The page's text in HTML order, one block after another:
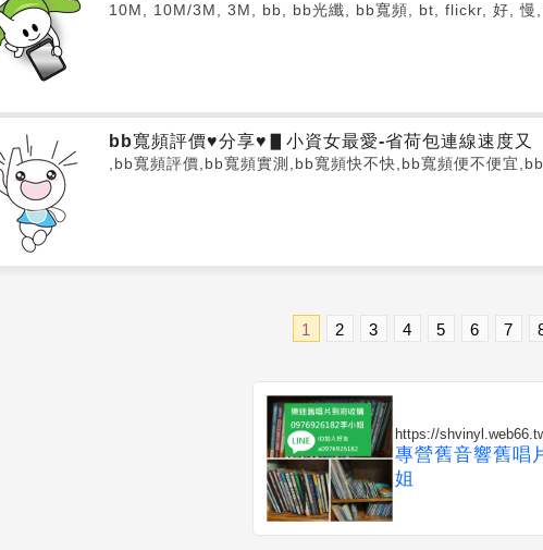
10M, 10M/3M, 3M, bb, bb光纖, bb寬頻, bt, flickr, 好, 慢,
bb寬頻評價♥分享♥▋小資女最愛-省荷包連線速度又
,bb寬頻評價,bb寬頻實測,bb寬頻快不快,bb寬頻便不便宜
1 2 3 4 5 6 7
https://
專營舊音響舊唱
姐